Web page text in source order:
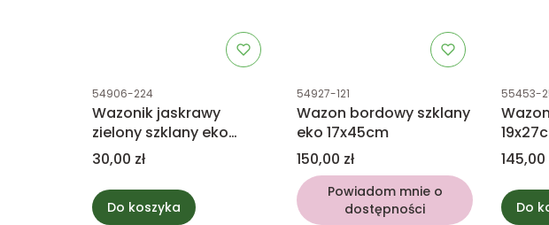
Kod produktu
54906-224
Wazonik jaskrawy
zielony szklany eko
10x10cm
Cena
30,00 zł
Do koszyka
Kod produktu
54927-121
Wazon bordowy szklany
eko 17x45cm
Cena
150,00 zł
Powiadom mnie o
dostępności
Kod
55453-
Cena
145,00
Do